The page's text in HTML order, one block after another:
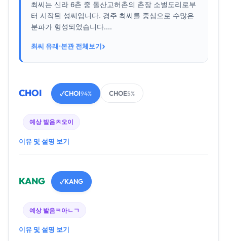
최씨는 신라 6촌 중 돌산고허촌의 촌장 소벌도리로부
터 시작된 성씨입니다. 경주 최씨를 중심으로 수많은
분파가 형성되었습니다....
최씨 유래·본관 전체보기›
CHOI ✓CHOI94% CHOE5%
예상 발음ㅊ오이
이유 및 설명 보기
KANG ✓KANG
예상 발음ㅋ아ㄴㄱ
이유 및 설명 보기